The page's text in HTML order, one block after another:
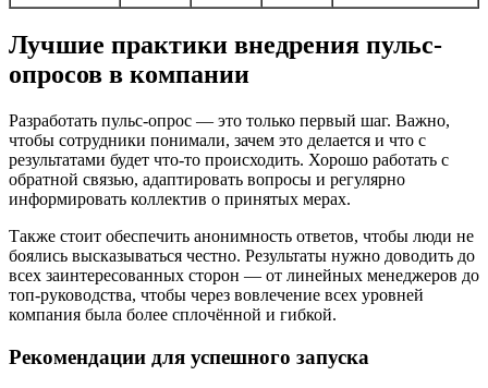
Лучшие практики внедрения пульс-
опросов в компании
Разработать пульс-опрос — это только первый шаг. Важно,
чтобы сотрудники понимали, зачем это делается и что с
результатами будет что-то происходить. Хорошо работать с
обратной связью, адаптировать вопросы и регулярно
информировать коллектив о принятых мерах.
Также стоит обеспечить анонимность ответов, чтобы люди не
боялись высказываться честно. Результаты нужно доводить до
всех заинтересованных сторон — от линейных менеджеров до
топ-руководства, чтобы через вовлечение всех уровней
компания была более сплочённой и гибкой.
Рекомендации для успешного запуска